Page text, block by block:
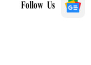
Follow Us